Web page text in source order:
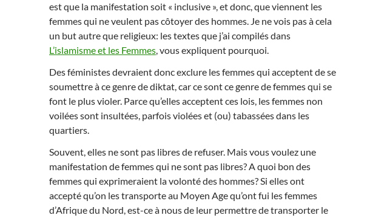
est que la manifestation soit « inclusive », et donc, que viennent les
femmes qui ne veulent pas côtoyer des hommes. Je ne vois pas à cela
un but autre que religieux: les textes que j’ai compilés dans
L’islamisme et les Femmes, vous expliquent pourquoi.
Des féministes devraient donc exclure les femmes qui acceptent de se
soumettre à ce genre de diktat, car ce sont ce genre de femmes qui se
font le plus violer. Parce qu’elles acceptent ces lois, les femmes non
voilées sont insultées, parfois violées et (ou) tabassées dans les
quartiers.
Souvent, elles ne sont pas libres de refuser. Mais vous voulez une
manifestation de femmes qui ne sont pas libres? A quoi bon des
femmes qui exprimeraient la volonté des hommes? Si elles ont
accepté qu’on les transporte au Moyen Age qu’ont fui les femmes
d’Afrique du Nord, est-ce à nous de leur permettre de transporter le